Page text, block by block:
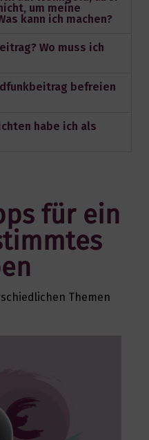
um meine
kann ich machen?
Wo muss ich
befreien
habe ich als
für ein
Themen